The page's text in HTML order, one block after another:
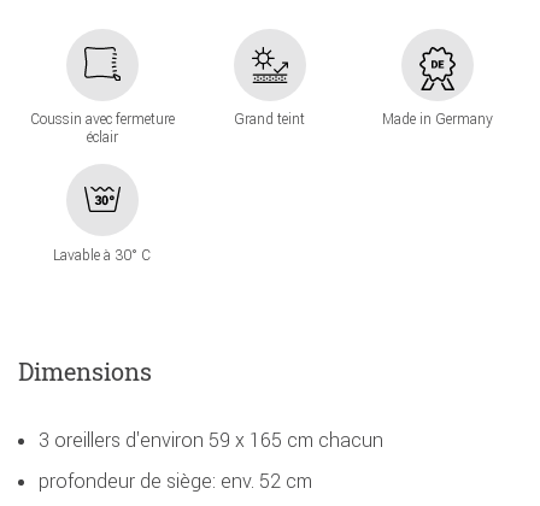
Coussin avec fermeture
éclair
Grand teint Made in Germany
Lavable à 30° C
Dimensions
3 oreillers d'environ 59 x 165 cm chacun
profondeur de siège: env. 52 cm